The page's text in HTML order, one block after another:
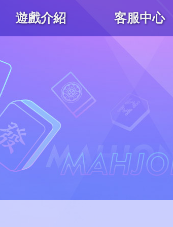
遊戲介紹 客服中心